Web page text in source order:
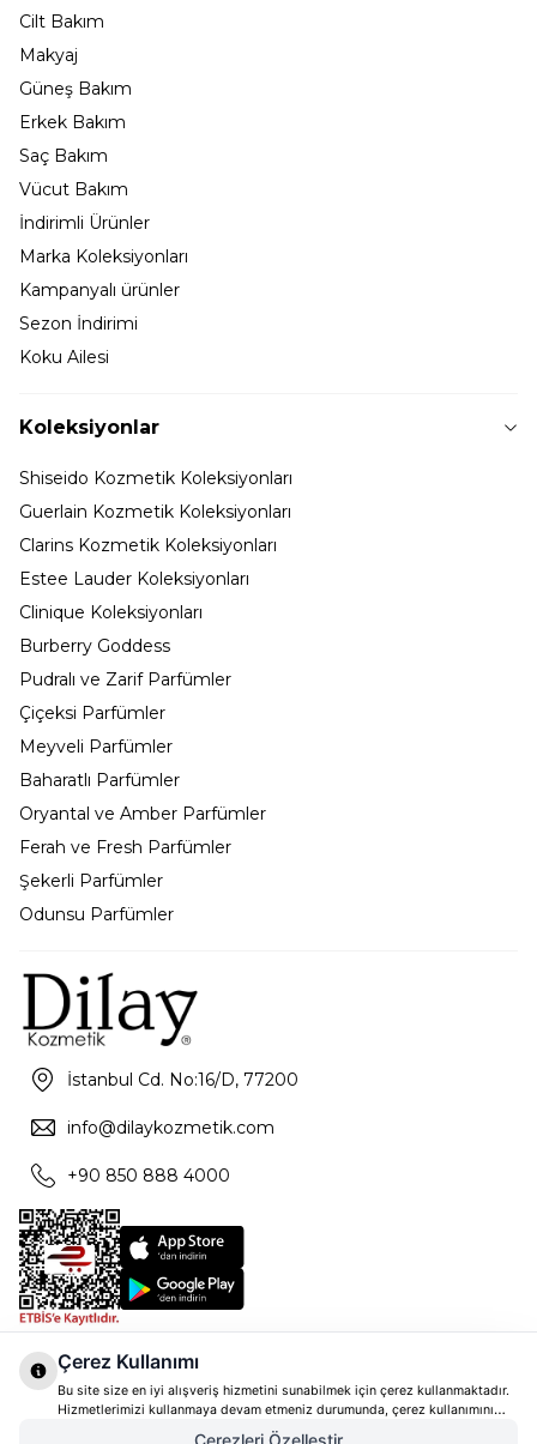
Cilt Bakım
Makyaj
Güneş Bakım
Erkek Bakım
Saç Bakım
Vücut Bakım
İndirimli Ürünler
Marka Koleksiyonları
Kampanyalı ürünler
Sezon İndirimi
Koku Ailesi
Koleksiyonlar
Shiseido Kozmetik Koleksiyonları
Guerlain Kozmetik Koleksiyonları
Clarins Kozmetik Koleksiyonları
Estee Lauder Koleksiyonları
Clinique Koleksiyonları
Burberry Goddess
Pudralı ve Zarif Parfümler
Çiçeksi Parfümler
Meyveli Parfümler
Baharatlı Parfümler
Oryantal ve Amber Parfümler
Ferah ve Fresh Parfümler
Şekerli Parfümler
Odunsu Parfümler
İstanbul Cd. No:16/D, 77200
info@dilaykozmetik.com
+90 850 888 4000
Çerez Kullanımı
Bu site size en iyi alışveriş hizmetini sunabilmek için çerez kullanmaktadır.
Hizmetlerimizi kullanmaya devam etmeniz durumunda, çerez kullanımını
kabul ettiğinizi varsayacağız. Çerezler hakkında daha fazla bilgi ve nasıl
Çerezleri Özelleştir